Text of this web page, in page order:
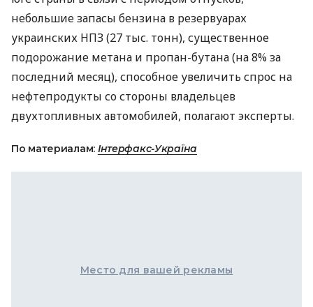
небольшие запасы бензина в резервуарах
украинских НПЗ (27 тыс. тонн), существенное
подорожание метана и пропан-бутана (на 8% за
последний месяц), способное увеличить спрос на
нефтепродукты со стороны владельцев
двухтопливных автомобилей, полагают эксперты.
По материалам: Інтерфакс-Україна
Место для вашей рекламы